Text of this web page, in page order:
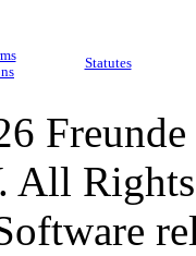
Statutes
All